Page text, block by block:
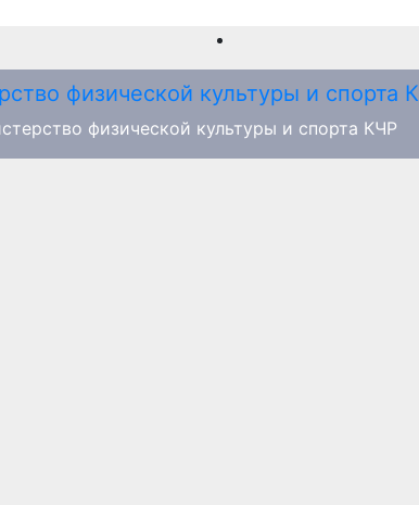
физической культуры и спорта КЧР